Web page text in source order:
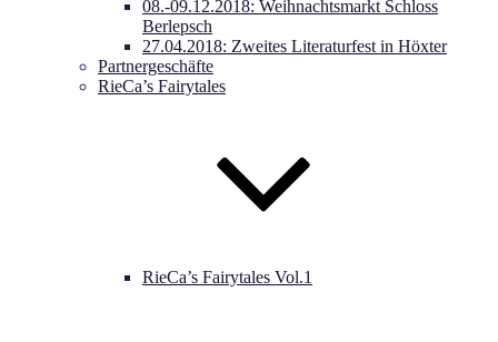
08.-09.12.2018: Weihnachtsmarkt Schloss
Berlepsch
27.04.2018: Zweites Literaturfest in Höxter
Partnergeschäfte
RieCa’s Fairytales
RieCa’s Fairytales Vol.1